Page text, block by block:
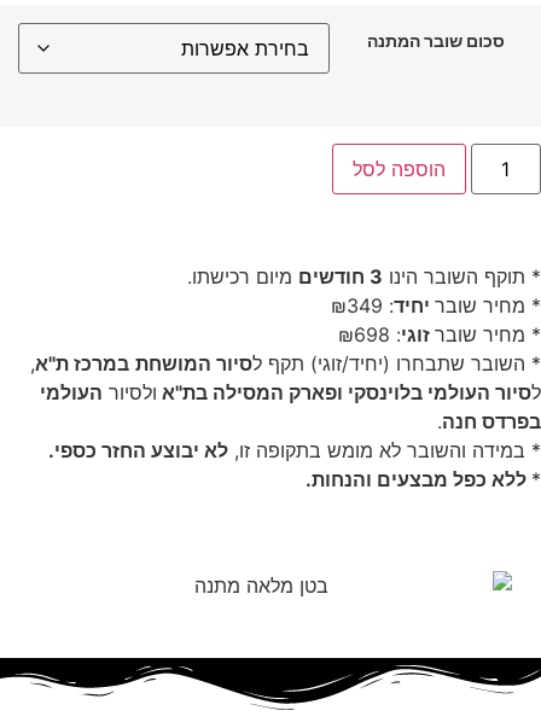
סכום שובר המתנה
הוספה לסל
* תוקף השובר הינו 3 חודשים
מיום רכישתו.
* מחיר שובר יחיד: ₪349
* מחיר שובר זוגי: ₪698
* השובר שתבחרו (יחיד/זוגי) תקף לסיור המושחת במרכז ת"א,
לסיור העולמי בלוינסקי ופארק המסילה בת"א ולסיור העולמי
בפרדס חנה.
* במידה והשובר לא מומש בתקופה זו, לא יבוצע החזר כספי.
* ללא כפל מבצעים והנחות.